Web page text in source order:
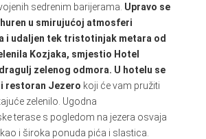
sedrenim barijerama. Upravo se
u smirujućoj atmosferi
i udaljen tek tristotinjak metara od
Kozjaka, smjestio Hotel
zelenog odmora. U hotelu se
restoran Jezero koji će vam pružiti
zelenilo. Ugodna
terase s pogledom na jezera osvaja
i široka ponuda pića i slastica.